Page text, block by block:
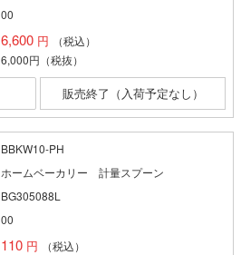
00
6,600
（税込）
6,000円 （税抜）
販売終了（入荷予定なし）
BBKW10-PH
ホームベーカリー 計量スプーン
BG305088L
00
110
（税込）